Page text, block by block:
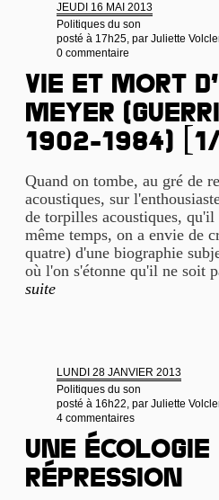
JEUDI 16 MAI 2013
Politiques du son
posté à 17h25, par Juliette
0 commentaire
Vie et mort
Meyer
1902-1984)
Quand on tombe, au gré de
acoustiques, sur
de torpilles acoustiques,
même temps, on a envie de
quatre) d'une biographie
où l'on s'étonne qu'il ne soit
suite
LUNDI 28 JANVIER 2013
Politiques du son
posté à 16h22, par Juliette
4 commentaires
Une
répression